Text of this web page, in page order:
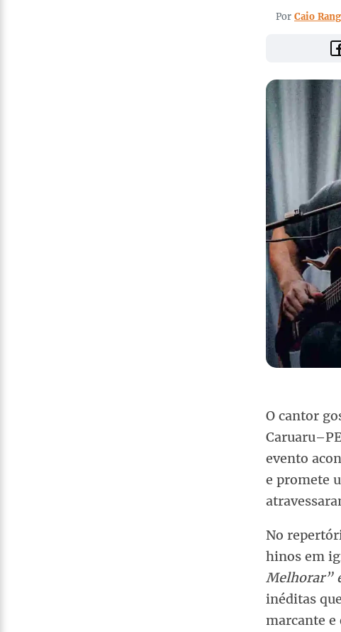
Por Caio
O cantor
evento
e promete
No
hinos em
Melhorar”
inéditas
marcante